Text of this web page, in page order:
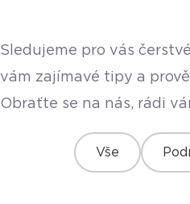
Sledujeme pro vás
vám zajímavé tipy a
Obraťte se na nás, rádi
Vše